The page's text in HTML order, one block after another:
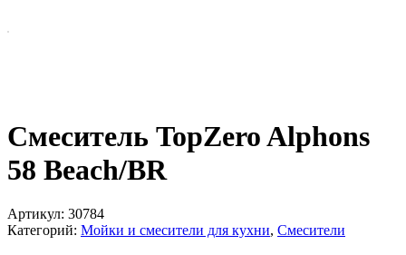
Смеситель TopZero Alphons
58 Beach/BR
Артикул: 30784
Категорий: Мойки и смесители для кухни, Смесители